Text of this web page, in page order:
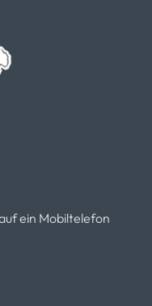
ein Mobiltelefon